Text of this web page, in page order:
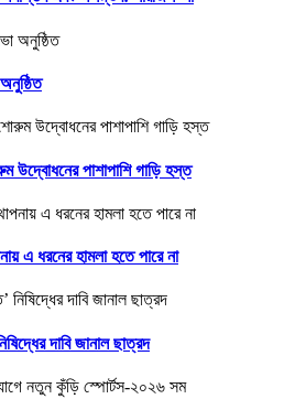
উদ্বোধনের পাশাপাশি গাড়ি হস্ত
এ ধরনের হামলা হতে পারে না
দাবি জানাল ছাত্রদ